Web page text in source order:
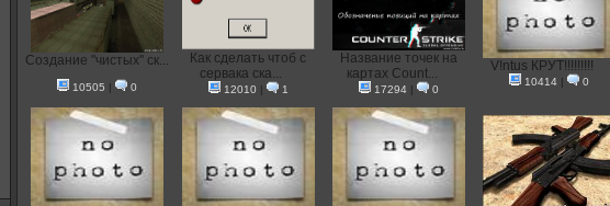
Создание "чистых" ск...
10505 | 0
Как сделать чтоб с
сервака ска...
12010 | 1
Название точек на
картах Count...
17294 | 0
V!ntus КРУТ!!!!!!!!!
10414 | 0